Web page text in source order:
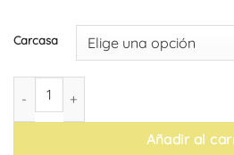
Carcasa
Taburete Prado cantidad
Añadir al